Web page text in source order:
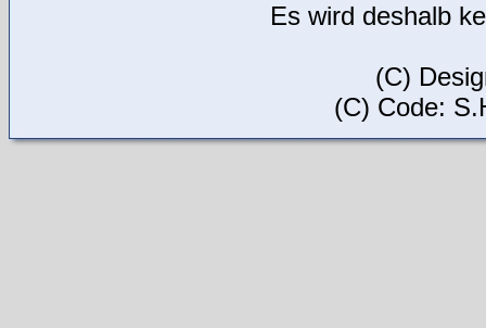
Es wird deshalb
(C)
(C) Code: